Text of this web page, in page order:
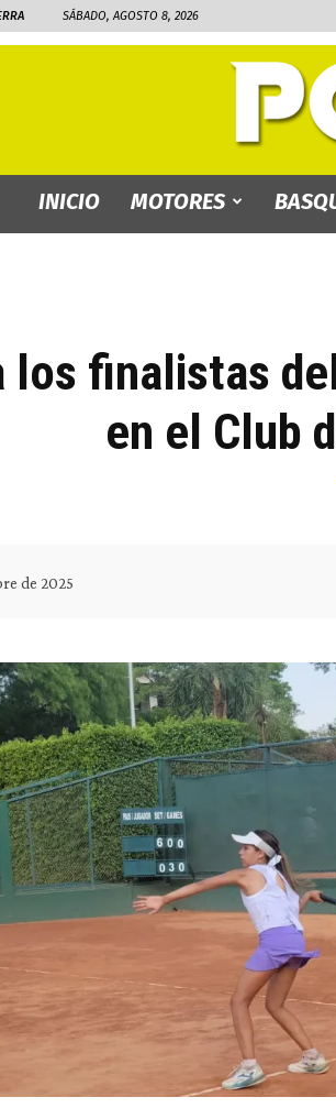
SÁBADO, AGOSTO 8, 2026
INICIO MOTORES
los finalistas
en el Club
de 2025